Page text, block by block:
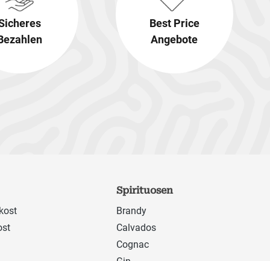
Best Price
Angebote
Spirituosen
Brandy
Calvados
Cognac